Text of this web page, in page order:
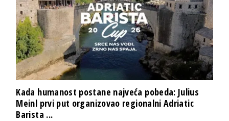
Kada humanost postane najveća pobeda: Julius
Meinl prvi put organizovao regionalni Adriatic
Barista ...